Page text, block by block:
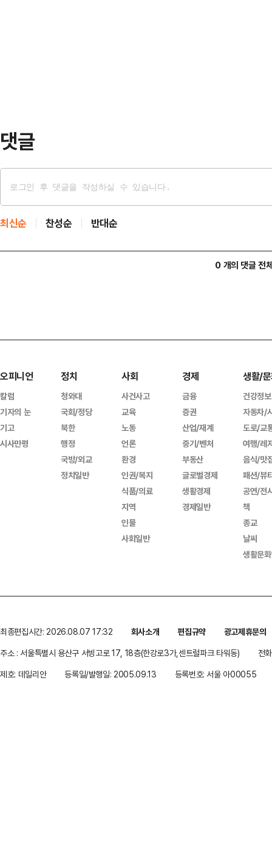
댓글
최신순 찬성순 반대순
0 개의 댓글 전
오피니언
칼럼
기자의 눈
기고
시사만평
정치
청와대
국회/정당
북한
행정
국방/외교
정치일반
사회
사건사고
교육
노동
언론
환경
인권/복지
식품/의료
지역
인물
사회일반
경제
금융
증권
산업/재계
중기/벤처
부동산
글로벌경제
생활경제
경제일반
생활/
건강정보
자동차/
도로/교
여행/레
음식/맛
패션/뷰
공연/전
책
종교
날씨
생활문
최종편집시간: 2026.08.07 17:32 회사소개 편집규약
광고제휴문의
주소 : 서울특별시 용산구 서빙고로 17, 18층(한강로3가,센트럴파크 타워동)
전
제호: 데일리안
등록일/발행일: 2005.09.13 등록번호: 서울 아00055